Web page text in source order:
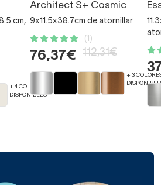
cm,
+ 4 COLORES
DISPONIBLES
Architect S+ Cosmic
9x11.5x38.7cm de atornillar
(1)
76,37€ 112,31€
+ 3